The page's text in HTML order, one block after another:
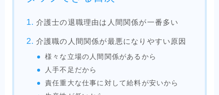
介護士の退職理由は人間関係が一番多い
介護職の人間関係が最悪になりやすい原因
様々な立場の人間関係があるから
人手不足だから
責任重大な仕事に対して給料が安いから